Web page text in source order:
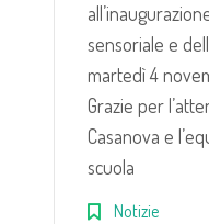
sensoriale e
martedì 4
Grazie per
Casanova e
scuola
Notizie